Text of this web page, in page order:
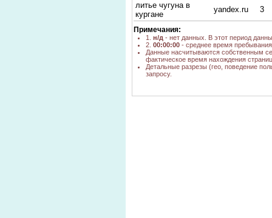
литье чугуна в
кургане
yandex.ru 3
Примечания:
1. н/д - нет данных. В этот период
2. 00:00:00 - среднее время
Данные насчитываются собственным
фактическое время нахождения
Детальные разрезы (гео, поведение
запросу.